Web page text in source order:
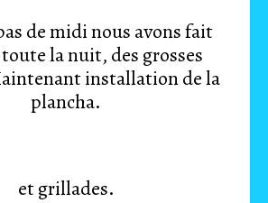
de midi nous avons fait
la nuit, des grosses
installation de la
plancha.
et grillades.